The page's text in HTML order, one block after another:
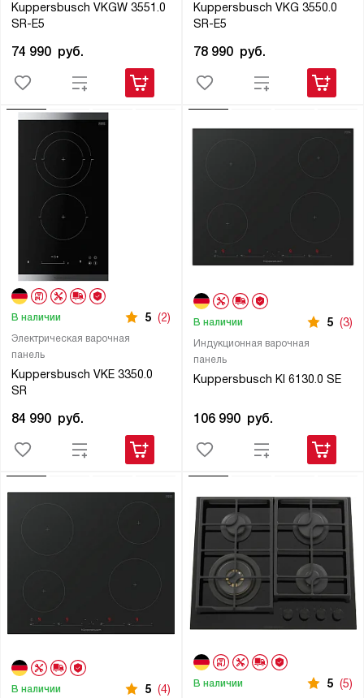
Kuppersbusch VKGW 3551.0
SR-E5
74 990 руб.
Kuppersbusch VKG 3550.0
SR-E5
78 990 руб.
Электрическая варочная
панель
Kuppersbusch VKE 3350.0
SR
В наличии 5 (2)
84 990 руб.
Индукционная варочная
панель
Kuppersbusch KI 6130.0 SE
В наличии 5 (3)
106 990 руб.
В наличии 5 (4) В наличии 5 (5)